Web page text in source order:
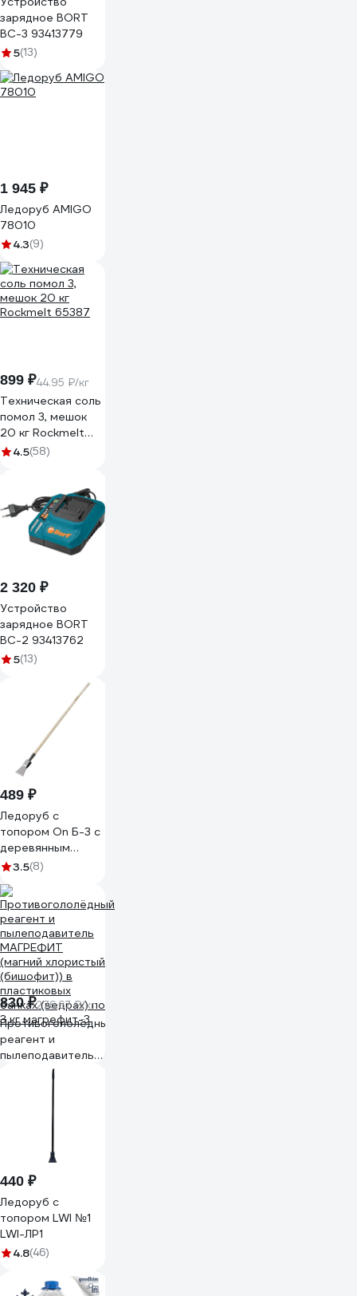
зарядное BORT
BC-3 93413779
5(13)
1 945 ₽
Ледоруб AMIGO
78010
4.3(9)
899 ₽44.95 ₽/кг
Техническая соль
помол 3, мешок
20 кг Rockmelt
65387
4.5(58)
2 320 ₽
Устройство
зарядное BORT
BC-2 93413762
5(13)
489 ₽
Ледоруб с
топором On Б-3 с
деревянным
черенком, п/о 24-
3.5(8)
830 ₽276.67 ₽/кг
Противогололёдный
реагент и
пылеподавитель
МАГРЕФИТ
(магний хлористый
(бишофит)) в
пластиковых
3 кг магрефит-3
440 ₽
Ледоруб с
топором LWI №1
LWI-ЛР1
4.8(46)